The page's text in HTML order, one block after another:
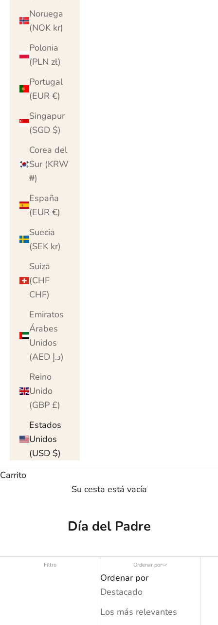
Noruega
(NOK kr)
Polonia
(PLN zł)
Portugal
(EUR €)
Singapur
(SGD $)
Corea del
Sur (KRW
₩)
España
(EUR €)
Suecia
(SEK kr)
Suiza
(CHF
CHF)
Emiratos
Árabes
Unidos
(AED د.إ)
Reino
Unido
(GBP £)
Estados
Unidos
(USD $)
Carrito
Su cesta está vacía
Día del Padre
Filtro Ordenar por
Ordenar por
Destacado
Los más relevantes